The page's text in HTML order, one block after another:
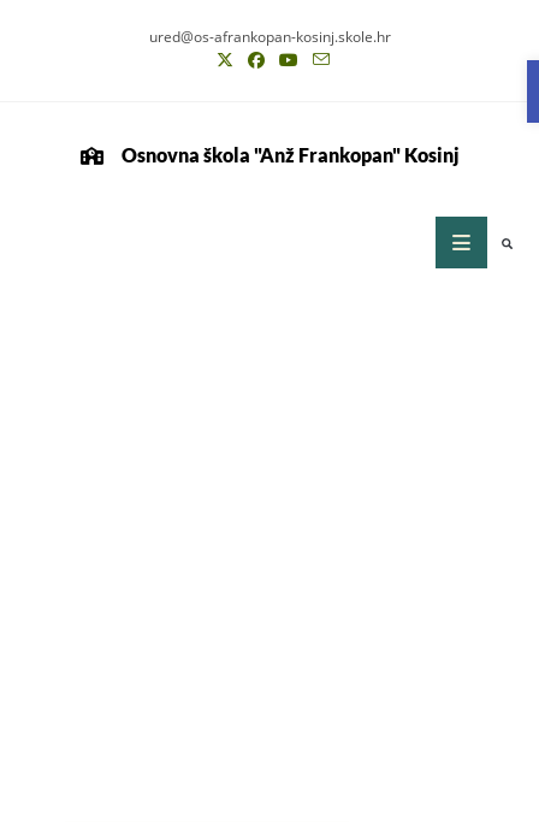
ured@os-afrankopan-kosinj.skole.hr
Osnovna škola "Anž Frankopan" Kosinj